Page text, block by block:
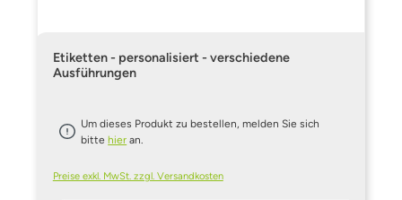
Etiketten - personalisiert - verschiedene
Ausführungen
Um dieses Produkt zu bestellen, melden Sie sich
bittehier an.
Preise exkl. MwSt. zzgl. Versandkosten